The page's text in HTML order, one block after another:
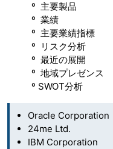
º 主要製品
º 業績
º 主要業績指標
º リスク分析
º 最近の展開
º 地域プレゼンス
º SWOT分析
Oracle Corporation
24me Ltd.
IBM Corporation